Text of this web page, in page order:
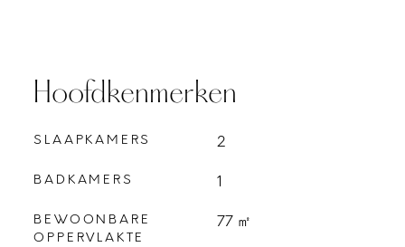
Hoofdkenmerken
SLAAPKAMERS 2
BADKAMERS 1
BEWOONBARE
OPPERVLAKTE
77 ㎡